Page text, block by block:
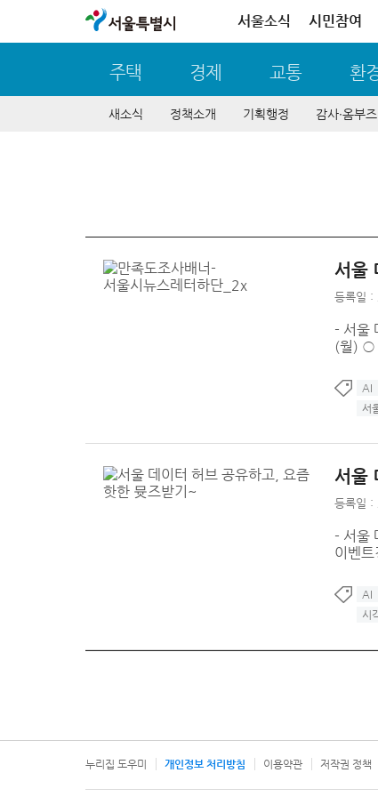
서울특별시 서울소식 시민참여
주택 경제 교통 환
새소식 정책소개 기획행정 감사∙옴부
서울
등록일
- 서울
(월) ○
AI
서
서울
등록일
- 서울
이벤
AI
시
누리집 도우미 개인정보 처리방침 이용약관 저작권 정책